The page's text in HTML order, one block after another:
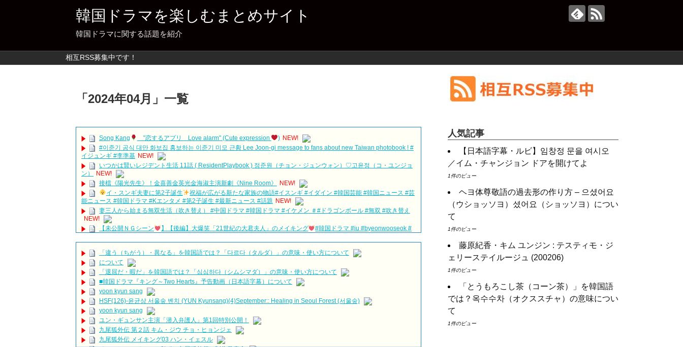
韓国ドラマを楽しむまとめサイト
韓国ドラマに関する話題を紹介
相互RSS募集中です！
「 2024年04月 」 一覧
Song Kang "恋するアプリ Love alarm" (Cute expression ) NEW!
#이준기 공식 대만 화보집 홍보하는 이준기 미모 근황 Lee Joon-gi message to fans about new Taiwan photobook ! #
イジュンギ #李準基 NEW!
いつかは賢いレジデント生活 11話 ( ResidentPlaybook ) 정준원（チョン・ジュンウォン）♡고윤정（コ・ユンジョ
ン）
NEW!
接檔《陽光先生》！金喜善金英光金海淑主演新劇《Nine Room》
NEW!
イ・スンギ夫妻に第2子誕生
祝福が広がる新たな家族の物語#イスンギ #イダイン #韓国芸能 #韓国ニュース #芸
能ニュース #韓国ドラマ #Kエンタメ #第2子誕生 #最新ニュース #話題 NEW!
妻三人から始まる無双生活（吹き替え） #中国ドラマ #韓国ドラマ #イケメン ＃#ドラゴンボール #無双 #吹き替え
NEW!
【未公開ＮＧシーン
】【後編】大爆笑「21世紀の大君夫人」のメイキング
#韓国ドラマ #iu #byeonwooseok #
#ホンジョンヒョン #unext #short NEW!
Kang Hoon & Yoon Seo | Simplemente tú |
The Miracle We Met Episode 17 Preview English Subtitle NEW!
第2話 NO KICKING NEW!
韓国ドラマ「小さな神の子供たち」1話あらすじカン・ジファンさん出演
ハン・ヘジン 한혜진 – (선공개) 강남 3대 얼짱 출신 &#39;한혜진 언니&#39; (ft. 도여니의 학창시절) | 편 먹고 갈래요?
밥블레스유 2 bobblessyou2 EP.18
ソン・ヘギョ – ソンヘギョ キスまとめ
ハン・ヘジン 한혜진 – Still We (여전히 우리는)
한가인 –
「違う（ちがう）・異なる」を韓国語では？「다르다（タルダ）」の意味・使い方について
について
「退屈だ・暇だ」を韓国語では？「심심하다（シムシマダ）」の意味・使い方について
■韓国ドラマ『キング～Two Hearts』予告動画（日本語字幕）について
yoon kyun sang
HSF(126)-윤균상 서울숲 벤치 (YUN Kyunsang)(4)September:: Healing in Seoul Forest (서울숲)
yoon kyun sang
ユン・ギュンサン主演「潜入弁護人」第1回特別公開！
九尾狐外伝 第２話 キム・ジウ チョ・ヒョンジェ
九尾狐外伝 メイキング03 ハン・イェスル
人気記事
【日本語字幕・ルビ】임창정 문을 여시오
／イム・チャンジョン ドアを開けてよ
1件のビュー
ヘヨ体尊敬語の過去形の作り方 – 으셨어요
（ウショッソヨ）셨어요（ショッソヨ）につい
て
1件のビュー
藤原紀香・キム ユンジン : テスティモ・ジ
ェリーステイルージュ (200206)
1件のビュー
「とうもろこし茶（コーン茶）」を韓国語
では？옥수수차（オクススチャ）の意味につい
て
1件のビュー